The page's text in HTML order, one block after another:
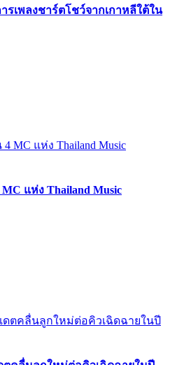
ารเพลงชาร์ตโชว์จากเกาหลีใต้ใน
แห่ง Thailand Music